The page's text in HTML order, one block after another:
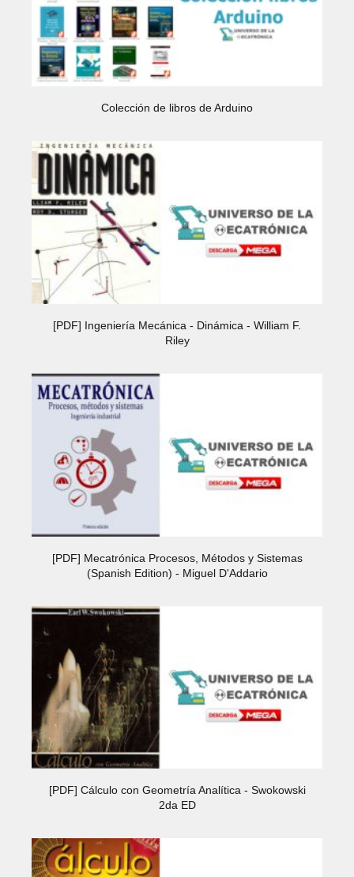
Colección de libros de Arduino
[PDF] Ingeniería Mecánica - Dinámica - William F.
Riley
[PDF] Mecatrónica Procesos, Métodos y Sistemas
(Spanish Edition) - Miguel D'Addario
[PDF] Cálculo con Geometría Analítica - Swokowski
2da ED